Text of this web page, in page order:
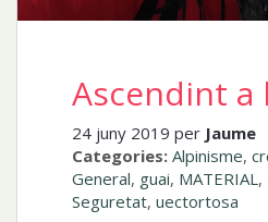
Ascendint a
24 juny 2019 per Jaume
Categories: Alpinisme,
General, guai, MATERIAL ,
Seguretat, uectortosa